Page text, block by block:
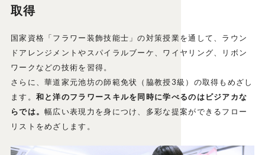
取得
国家資格「フラワー装飾技能士」の対策授業を通して、ラウン
ドアレンジメントやスパイラルブーケ、ワイヤリング、リボン
ワークなどの技術を習得。
さらに、華道家元池坊の師範免状（脇教授3級）の取得もめざし
ます。 和と洋のフラワースキルを同時に学べるのはビジアカな
らでは。幅広い表現力を身につけ、多彩な提案ができるフロー
リストをめざします。